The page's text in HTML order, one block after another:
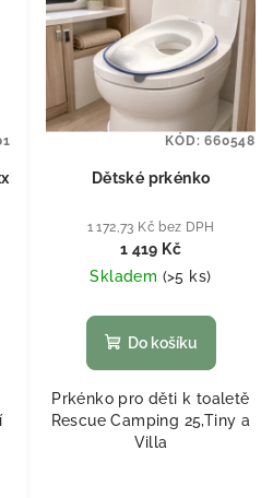
Dětské prkénko
1 172,73 Kč bez DPH
1 419 Kč
Skladem (>5 ks)
Do košíku
Prkénko pro děti k toaletě
Rescue Camping 25,Tiny a
Villa
KÓD:660548